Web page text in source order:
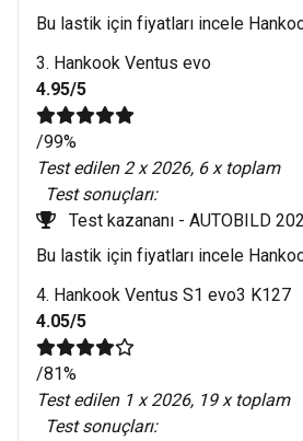
Bu lastik için fiyatları incele
3. Hankook Ventus evo
4.95/5
/99%
Test edilen 2 x 2026, 6 x toplam
Test sonuçları:
Test kazananı - AUTOBILD
Bu lastik için fiyatları incele
4. Hankook Ventus S1 evo3 K127
4.05/5
/81%
Test edilen 1 x 2026, 19 x toplam
Test sonuçları: